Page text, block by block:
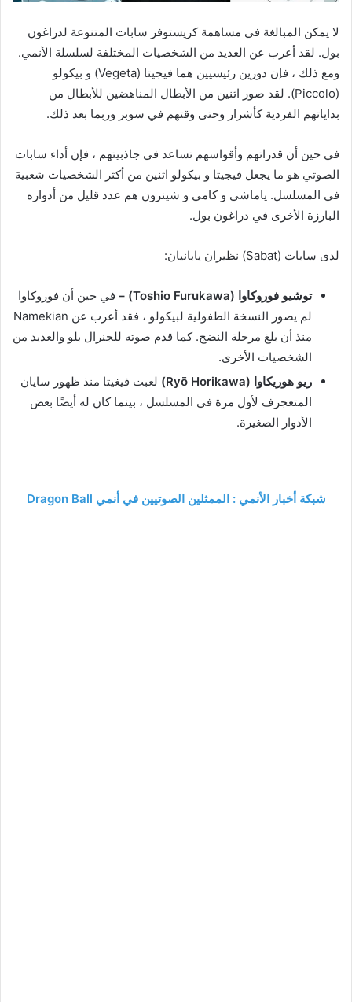
لا يمكن المبالغة في مساهمة كريستوفر سابات المتنوعة لدراغون
بول. لقد أعرب عن العديد من الشخصيات المختلفة لسلسلة الأنمي.
ومع ذلك ، فإن دورين رئيسيين هما فيجيتا (Vegeta) و بيكولو
(Piccolo). لقد صور اثنين من الأبطال المناهضين للأبطال من
بداياتهم الفردية كأشرار وحتى وقتهم في سوبر وربما بعد ذلك.
في حين أن قدراتهم وأقواسهم تساعد في جاذبيتهم ، فإن أداء سابات
الصوتي هو ما يجعل فيجيتا و بيكولو اثنين من أكثر الشخصيات شعبية
في المسلسل. ياماشي و كامي و شينرون هم عدد قليل من أدواره
البارزة الأخرى في دراغون بول.
لدى سابات (Sabat) نظيران يابانيان:
توشيو فوروكاوا (Toshio Furukawa) –
في حين أن فوروكاوا
لم يصور النسخة الطفولية لبيكولو ، فقد أعرب عن Namekian
منذ أن بلغ مرحلة النضج. كما قدم صوته للجنرال بلو والعديد من
الشخصيات الأخرى.
ريو هوريكاوا (Ryō Horikawa)
لعبت فيغيتا منذ ظهور سايان
المتعجرف لأول مرة في المسلسل ، بينما كان له أيضًا بعض
الأدوار الصغيرة.
شبكة أخبار الأنمي : الممثلين الصوتيين في أنمي Dragon Ball